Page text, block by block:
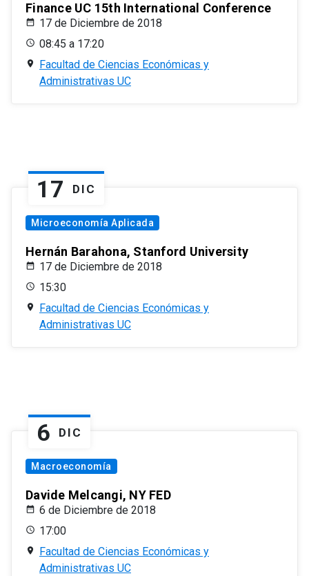
Finance UC 15th International Conference
17 de Diciembre de 2018
08:45 a 17:20
Facultad de Ciencias Económicas y
Administrativas UC
17 DIC
Microeconomía Aplicada
Hernán Barahona, Stanford University
17 de Diciembre de 2018
15:30
Facultad de Ciencias Económicas y
Administrativas UC
6 DIC
Macroeconomía
Davide Melcangi, NY FED
6 de Diciembre de 2018
17:00
Facultad de Ciencias Económicas y
Administrativas UC